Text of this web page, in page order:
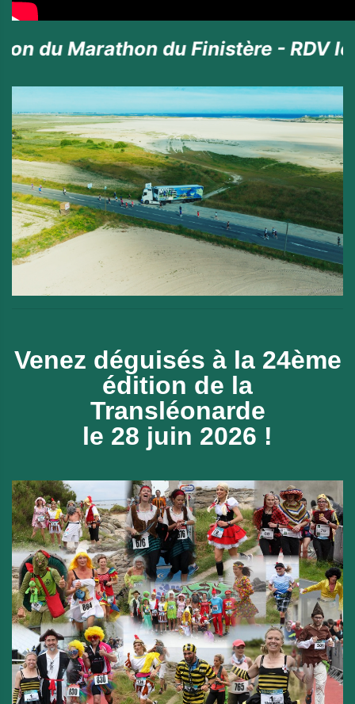
du Finistère - RDV le 28 juin
Venez déguisés à la 24ème
édition de la
Transléonarde
le 28 juin 2026 !